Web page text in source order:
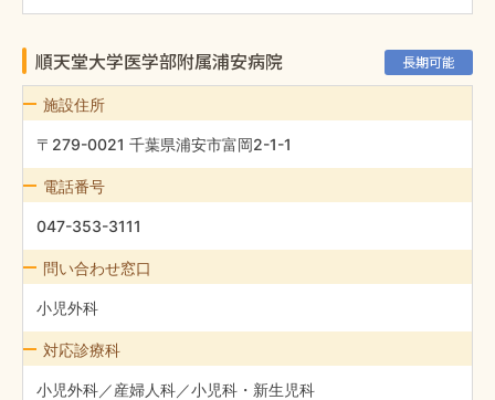
順天堂大学医学部附属浦安病院 長期可能
施設住所
〒279-0021 千葉県浦安市富岡2-1-1
電話番号
047-353-3111
問い合わせ窓口
小児外科
対応診療科
小児外科／産婦人科／小児科・新生児科